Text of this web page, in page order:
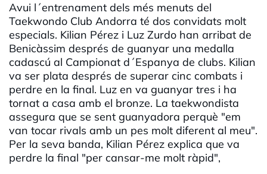
Avui l´entrenament dels més menuts del
Taekwondo Club Andorra té dos convidats molt
especials. Kilian Pérez i Luz Zurdo han arribat de
Benicàssim després de guanyar una medalla
cadascú al Campionat d´Espanya de clubs. Kilian
va ser plata després de superar cinc combats i
perdre en la final. Luz en va guanyar tres i ha
tornat a casa amb el bronze. La taekwondista
assegura que se sent guanyadora perquè "em
van tocar rivals amb un pes molt diferent al meu".
Per la seva banda, Kilian Pérez explica que va
perdre la final "per cansar-me molt ràpid",